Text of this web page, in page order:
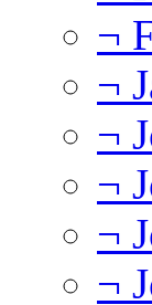
¬
¬
¬
¬
¬
¬